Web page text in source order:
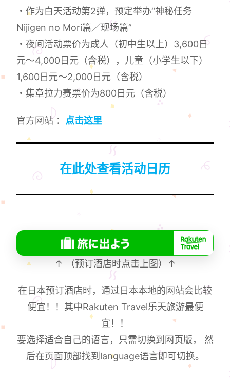
・作为白天活动第2弹，预定举办“神秘任务
Nijigen no Mori篇／现场篇”
・夜间活动票价为成人（初中生以上）3,600日
元～4,000日元（含税），儿童（小学生以下）
1,600日元～2,000日元（含税）
・集章拉力赛票价为800日元（含税）
官方网站 ： 点击这里
在此处查看活动日历
↑ （预订酒店时点击上图）↑
在日本预订酒店时，通过日本本地的网站会比较
便宜！！其中Rakuten Travel乐天旅游最便
宜！！
要选择适合自己的语言，只需切换到网页版， 然
后在页面顶部找到language语言即可切换。